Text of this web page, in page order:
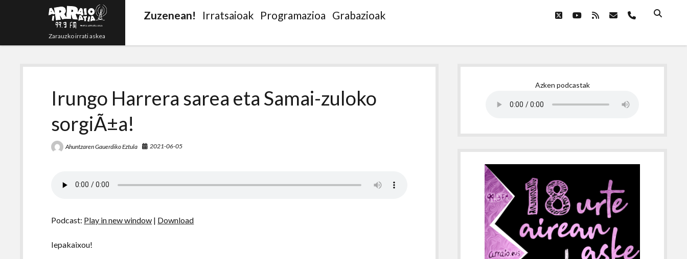
Zarauzko irrati askea
Zuzenean! Irratsaioak Programazioa Grabazioak twitteryoutube
rss emailphone
Irungo Harrera sarea eta Samai-zuloko
sorgiÃ±a!
Ahuntzaren Gauerdiko Eztula 2021-06-05
Podcast: Play in new window | Download
Iepakaixou!
Azken podcastak